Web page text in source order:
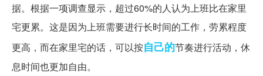
据。根据一项调查显示，超过60%的人认为上班比在家里
宅更累。这是因为上班需要进行长时间的工作，劳累程度
更高，而在家里宅的话，可以按自己的节奏进行活动，休
息时间也更加自由。